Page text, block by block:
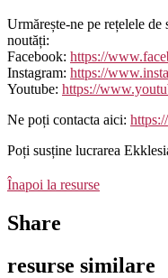
Urmărește-ne pe rețelele
noutăți:
Facebook: https://
Instagram: https://
Youtube: https://
Ne poți contacta aici:
Poți susține lucrarea
Înapoi la resurse
Share
resurse similare